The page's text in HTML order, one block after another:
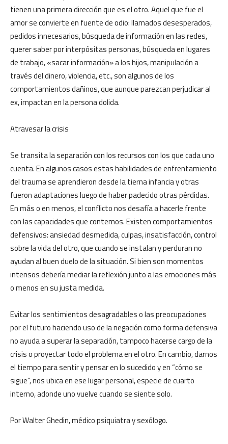
tienen una primera dirección que es el otro. Aquel que fue el
amor se convierte en fuente de odio: llamados desesperados,
pedidos innecesarios, búsqueda de información en las redes,
querer saber por interpósitas personas, búsqueda en lugares
de trabajo, «sacar información» a los hijos, manipulación a
través del dinero, violencia, etc., son algunos de los
comportamientos dañinos, que aunque parezcan perjudicar al
ex, impactan en la persona dolida.
Atravesar la crisis
Se transita la separación con los recursos con los que cada uno
cuenta. En algunos casos estas habilidades de enfrentamiento
del trauma se aprendieron desde la tierna infancia y otras
fueron adaptaciones luego de haber padecido otras pérdidas.
En más o en menos, el conflicto nos desafía a hacerle frente
con las capacidades que contemos. Existen comportamientos
defensivos: ansiedad desmedida, culpas, insatisfacción, control
sobre la vida del otro, que cuando se instalan y perduran no
ayudan al buen duelo de la situación. Si bien son momentos
intensos debería mediar la reflexión junto a las emociones más
o menos en su justa medida.
Evitar los sentimientos desagradables o las preocupaciones
por el futuro haciendo uso de la negación como forma defensiva
no ayuda a superar la separación, tampoco hacerse cargo de la
crisis o proyectar todo el problema en el otro. En cambio, darnos
el tiempo para sentir y pensar en lo sucedido y en “cómo se
sigue”, nos ubica en ese lugar personal, especie de cuarto
interno, adonde uno vuelve cuando se siente solo.
Por Walter Ghedin, médico psiquiatra y sexólogo.